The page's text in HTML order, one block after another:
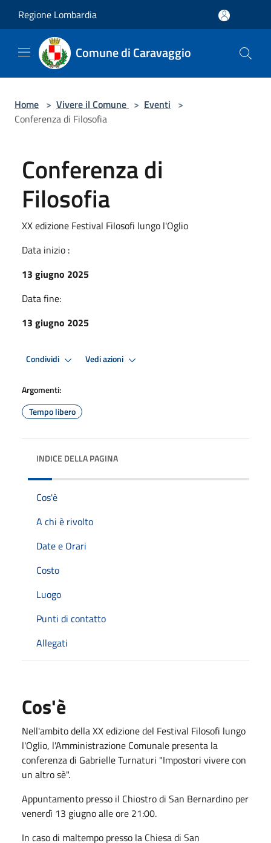
Regione Lombardia
Comune di Caravaggio
Home > Vivere il Comune > Eventi >
Conferenza di Filosofia
Conferenza di
Filosofia
XX edizione Festival Filosofi lungo l'Oglio
Data inizio :
13 giugno 2025
Data fine:
13 giugno 2025
Condividi Vedi azioni
Argomenti:
Tempo libero
INDICE DELLA PAGINA
Cos'è
A chi è rivolto
Date e Orari
Costo
Luogo
Punti di contatto
Allegati
Cos'è
Nell'ambito della XX edizione del Festival Filosofi lungo
l'Oglio, l'Amministrazione Comunale presenta la
conferenza di Gabrielle Turnaturi "Impostori vivere con
un altro sè".
Appuntamento presso il Chiostro di San Bernardino per
venerdì 13 giugno alle ore 21:00.
In caso di maltempo presso la Chiesa di San